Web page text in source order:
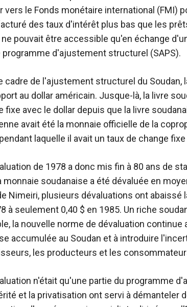
vers le Fonds monétaire international (FMI)
des taux d'intérêt plus bas que les
ne pouvait être accessible qu'en échange
programme d'ajustement structurel (SAPS).
cadre de l'ajustement structurel du Soudan,
au dollar américain. Jusque-là, la livre
fixe avec le dollar depuis que la livre
avait été la monnaie officielle de la
laquelle il avait un taux de change
de 1978 a donc mis fin à 80 ans de
monnaie soudanaise a été dévaluée en
Nimeiri, plusieurs dévaluations ont abaissé
à seulement 0,40 $ en 1985. Un riche
la nouvelle norme de dévaluation
accumulée au Soudan et à introduire
les producteurs et les
n'était qu'une partie du programme
et la privatisation ont servi à démanteler